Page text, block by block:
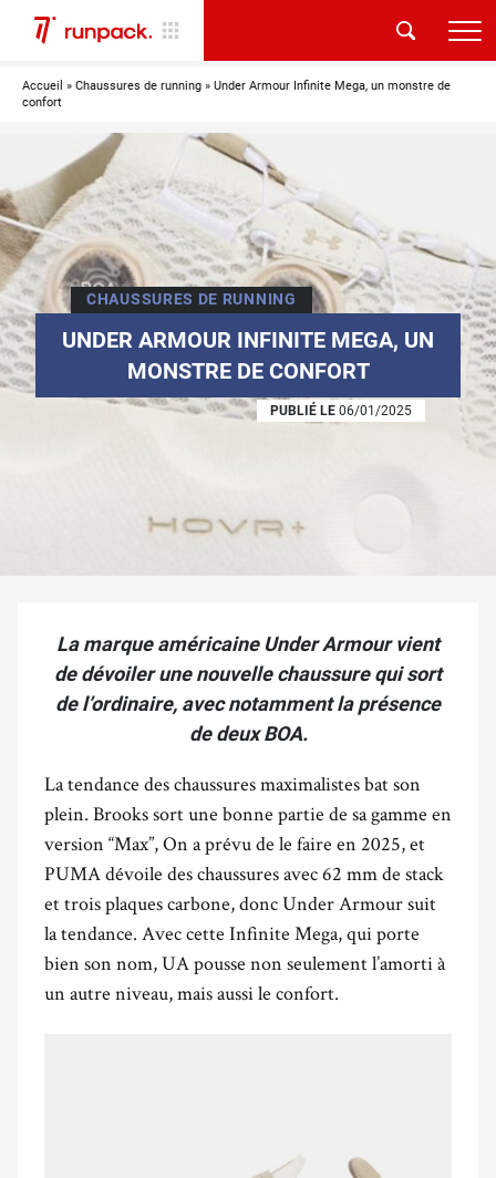
Accueil » Chaussures de running » Under Armour Infinite Mega, un monstre de
confort
CHAUSSURES DE RUNNING
UNDER ARMOUR INFINITE MEGA, UN
MONSTRE DE CONFORT
PUBLIÉ LE 06/01/2025
La marque américaine Under Armour vient
de dévoiler une nouvelle chaussure qui sort
de l’ordinaire, avec notamment la présence
de deux BOA.
La tendance des chaussures maximalistes bat son
plein. Brooks sort une bonne partie de sa gamme en
version “Max”, On a prévu de le faire en 2025, et
PUMA dévoile des chaussures avec 62 mm de stack
et trois plaques carbone, donc Under Armour suit
la tendance. Avec cette Infinite Mega, qui porte
bien son nom, UA pousse non seulement l’amorti à
un autre niveau, mais aussi le confort.